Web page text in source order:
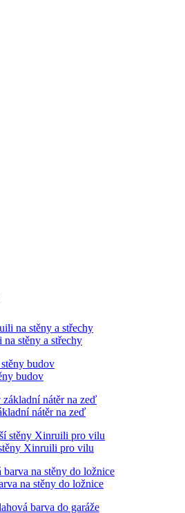
stěny a střechy
budov
nátěr na zeď
Xinruili pro vilu
na stěny do ložnice